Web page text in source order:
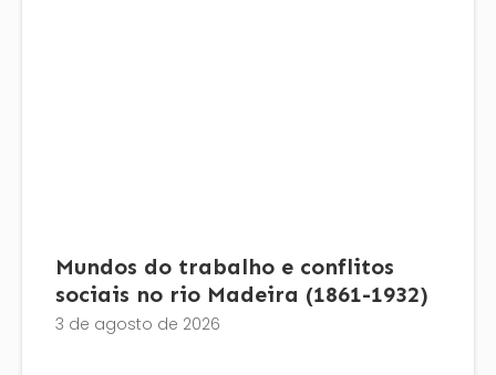
Mundos do trabalho e conflitos
sociais no rio Madeira (1861-1932)
3 de agosto de 2026